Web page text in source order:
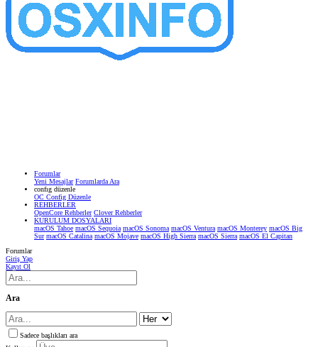
Forumlar
Yeni Mesajlar Forumlarda Ara
confıg düzenle
OC Config Düzenle
REHBERLER
OpenCore Rehberler Clover Rehberler
KURULUM DOSYALARI
macOS Tahoe macOS Sequoia macOS Sonoma macOS Ventura macOS Monterey macOS Big
Sur macOS Catalina macOS Mojave macOS High Sierra macOS Sierra macOS El Capitan
Forumlar
Giriş Yap
Kayıt Ol
Ara
Sadece başlıkları ara